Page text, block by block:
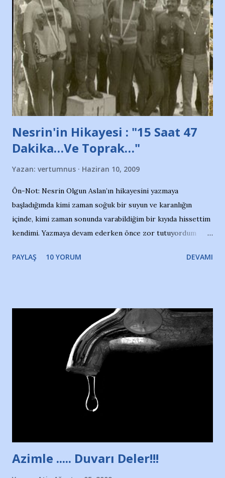
protesto eylemiyle açıkladıklarını bildiriyordu.. Bu grup
adına açıklama yapan şahsı muhterem(!) ''Açık ve net olarak
söylüyoruz. Bu son uyarımızdır. Bunun yanısıra, bu takımlara
ait tanıtıcı ilanların asılmasına izin veren Bursa Büyükşehir
Belediyesi ile mağazaların bulunduğu alışveriş merkezlerini
de kınıyoruz'' diye de eklemiş .. Blogumuzda okuduğum bu
yazının hemen ardından bu habe...
Nesrin'in Hikayesi : "15 Saat 47
Dakika…Ve Toprak…"
Yazan: vertumnus Haziran 10, 2009
Ön-Not: Nesrin Olgun Aslan’ın hikayesini yazmaya
başladığımda kimi zaman soğuk bir suyun ve karanlığın
içinde, kimi zaman sonunda varabildiğim bir kıyıda hissettim
kendimi. Yazmaya devam ederken önce zor tutuyordum
Yazımı, ağlayarak bitirebildim ancak…Kendisinin web
Nesrin’in Hikayesi’ne başlıyorum… 1964 Adana Yüzme
havuzunun kenarında 7 yaşında kara kuru bir kız çocuğu
duruyor. Havuzun içinde Adana Demirspor Kulübü
yüzücüleri. Erkekler çoğunlukta. Küçük kız etrafına bakıyor.
Sadece 4 kız çocuğu var. Nesrin, Adana Demirspor’un 4
kızından biri oluyor o gün…Giriyor havuza. 1973 – 1975
Adana Nesrin, 16 yaşında. Yüzüyor. 7 yaşında girdiği
Türkiye 3.lüğü var. 17 yaşında mar...
PAYLAŞ 10 YORUM DEVAMI
Azimle ..... Duvarı Deler!!!